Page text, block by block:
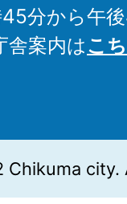
分から午
舎案内はこ
city.